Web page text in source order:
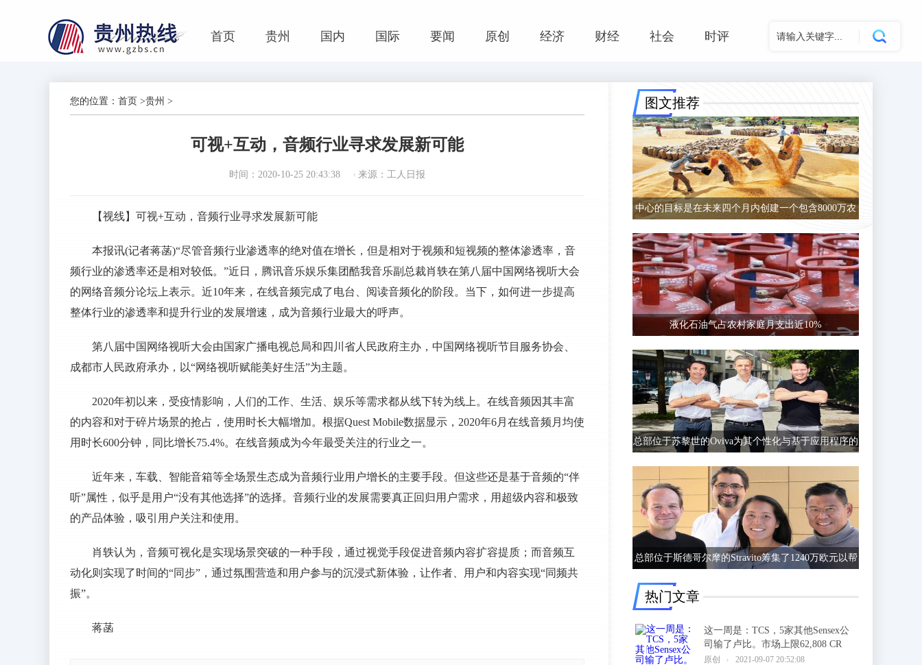
首页 贵州 国内 国际 要闻 原创 经济 财经 社会 时评
您的位置： 首页 >贵州 >
可视+互动，音频行业寻求发展新可能
时间：2020-10-25 20:43:38 来源：工人日报
【视线】可视+互动，音频行业寻求发展新可能
本报讯(记者蒋菡)“尽管音频行业渗透率的绝对值在增长，但是相对于视频和短视频的整体渗透率，音
频行业的渗透率还是相对较低。”近日，腾讯音乐娱乐集团酷我音乐副总裁肖轶在第八届中国网络视听大会
的网络音频分论坛上表示。近10年来，在线音频完成了电台、阅读音频化的阶段。当下，如何进一步提高
整体行业的渗透率和提升行业的发展增速，成为音频行业最大的呼声。
第八届中国网络视听大会由国家广播电视总局和四川省人民政府主办，中国网络视听节目服务协会、
成都市人民政府承办，以“网络视听赋能美好生活”为主题。
2020年初以来，受疫情影响，人们的工作、生活、娱乐等需求都从线下转为线上。在线音频因其丰富
的内容和对于碎片场景的抢占，使用时长大幅增加。根据Quest Mobile数据显示，2020年6月在线音频月均使
用时长600分钟，同比增长75.4%。在线音频成为今年最受关注的行业之一。
近年来，车载、智能音箱等全场景生态成为音频行业用户增长的主要手段。但这些还是基于音频的“伴
听”属性，似乎是用户“没有其他选择”的选择。音频行业的发展需要真正回归用户需求，用超级内容和极致
的产品体验，吸引用户关注和使用。
肖轶认为，音频可视化是实现场景突破的一种手段，通过视觉手段促进音频内容扩容提质；而音频互
动化则实现了时间的“同步”，通过氛围营造和用户参与的沉浸式新体验，让作者、用户和内容实现“同频共
振”。
蒋菡
图文推荐
中心的目标是在未来四个月内创建一个包含8000万农
液化石油气占农村家庭月支出近10%
总部位于苏黎世的Oviva为其个性化与基于应用程序的
总部位于斯德哥尔摩的Stravito筹集了1240万欧元以帮
热门文章
这一周是：TCS，5家其他Sensex公
司输了卢比。市场上限62,808 CR
原创 2021-09-07 20:52:08
1